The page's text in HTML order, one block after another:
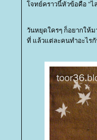
จทย์คราวนี้หัวข้อคือ "ไ
วันหยุดใครๆ ก็อยากให้ม
ที่ แล้วแต่ละคนทำอะไรกั